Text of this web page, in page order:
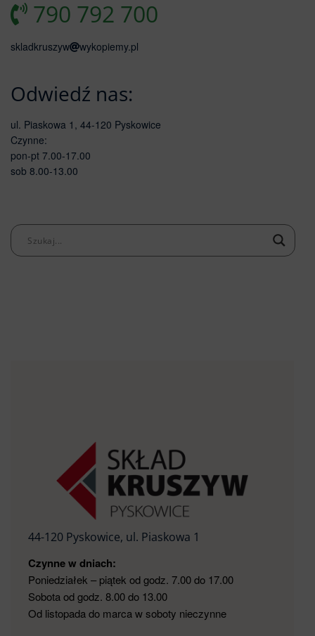
790 792 700
skladkruszyw wykopiemy.pl
Odwiedź nas:
ul. Piaskowa 1, 44-120 Pyskowice
Czynne:
pon-pt 7.00-17.00
sob 8.00-13.00
44-120 Pyskowice, ul. Piaskowa 1
Czynne w dniach:
Poniedziałek – piątek od godz. 7.00 do 17.00
Sobota od godz. 8.00 do 13.00
Od listopada do marca w soboty nieczynne